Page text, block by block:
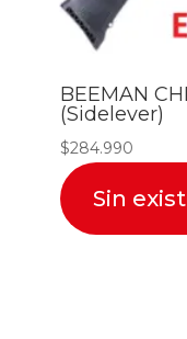
BEEMAN
(Sidelever)
$284.990
Sin